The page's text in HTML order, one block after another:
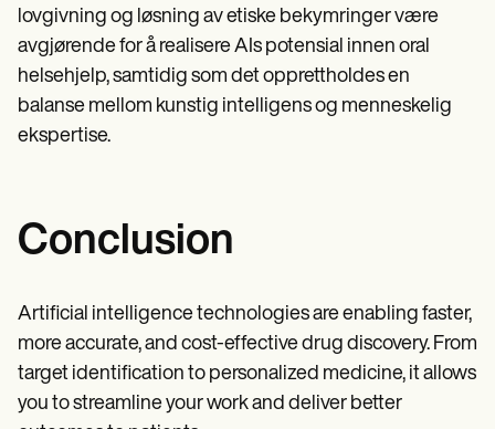
lovgivning og løsning av etiske bekymringer være
avgjørende for å realisere AIs potensial innen oral
helsehjelp, samtidig som det opprettholdes en
balanse mellom kunstig intelligens og menneskelig
ekspertise.
Conclusion
Artificial intelligence technologies are enabling faster,
more accurate, and cost-effective drug discovery. From
target identification to personalized medicine, it allows
you to streamline your work and deliver better